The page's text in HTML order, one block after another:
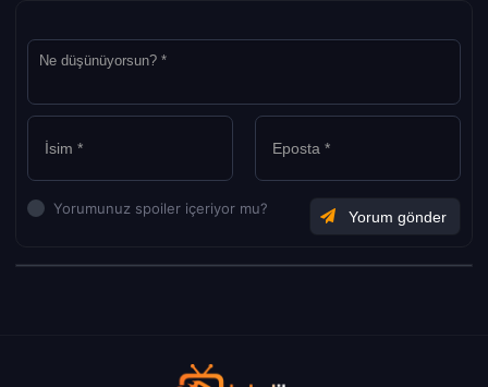
Yorumunuz spoiler içeriyor mu?